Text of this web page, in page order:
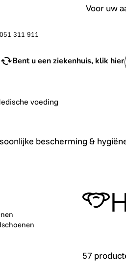
Voor uw
en toebehoren bij u
051 311 911
Bent u een ziekenhuis, klik hier
voeding
bescherming &
57